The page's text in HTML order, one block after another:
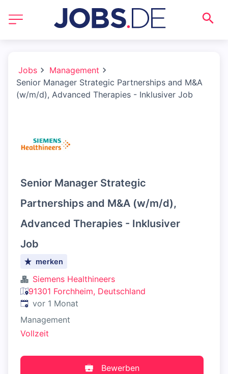
Jobs
Management
Senior Manager Strategic Partnerships and M&A
(w/m/d), Advanced Therapies - Inklusiver Job
Senior Manager Strategic
Partnerships and M&A (w/m/d),
Advanced Therapies - Inklusiver
Job
merken
Siemens Healthineers
91301 Forchheim, Deutschland
Veröffentlicht:
vor 1 Monat
Management
Vollzeit
Bewerben